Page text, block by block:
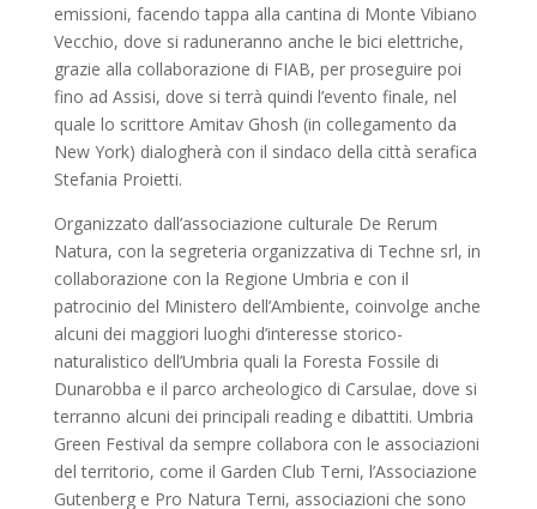
emissioni, facendo tappa alla cantina di Monte Vibiano
Vecchio, dove si raduneranno anche le bici elettriche,
grazie alla collaborazione di FIAB, per proseguire poi
fino ad Assisi, dove si terrà quindi l’evento finale, nel
quale lo scrittore Amitav Ghosh (in collegamento da
New York) dialogherà con il sindaco della città serafica
Stefania Proietti.
Organizzato dall’associazione culturale De Rerum
Natura, con la segreteria organizzativa di Techne srl, in
collaborazione con la Regione Umbria e con il
patrocinio del Ministero dell’Ambiente, coinvolge anche
alcuni dei maggiori luoghi d’interesse storico-
naturalistico dell’Umbria quali la Foresta Fossile di
Dunarobba e il parco archeologico di Carsulae, dove si
terranno alcuni dei principali reading e dibattiti. Umbria
Green Festival da sempre collabora con le associazioni
del territorio, come il Garden Club Terni, l’Associazione
Gutenberg e Pro Natura Terni, associazioni che sono